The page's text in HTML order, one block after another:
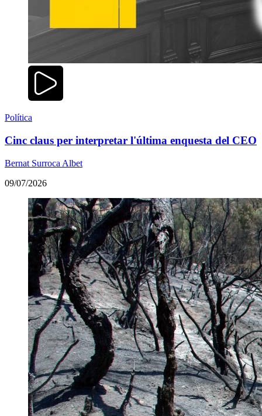
Política
Cinc claus per interpretar l'última enquesta del CEO
Bernat Surroca Albet
09/07/2026